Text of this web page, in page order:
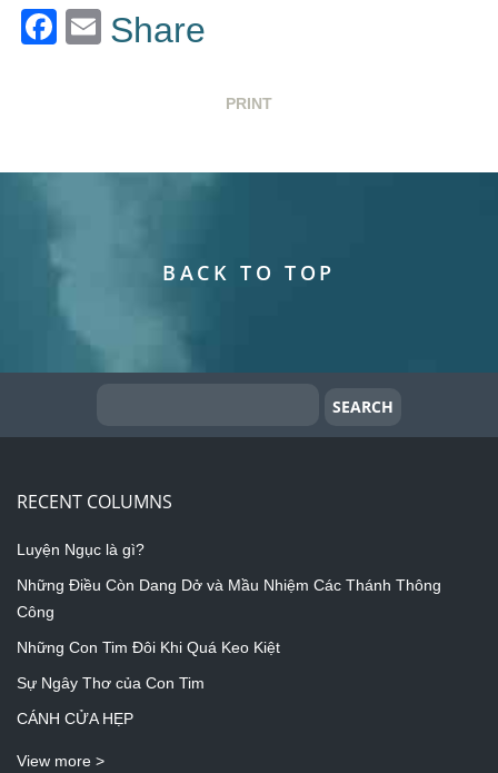
Facebook
Email
Share
PRINT
BACK TO TOP
RECENT COLUMNS
Luyện Ngục là gì?
Những Điều Còn Dang Dở và Mầu Nhiệm Các Thánh Thông
Công
Những Con Tim Đôi Khi Quá Keo Kiệt
Sự Ngây Thơ của Con Tim
CÁNH CỬA HẸP
View more >